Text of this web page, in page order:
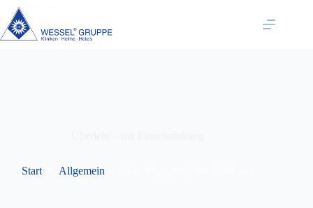
Zum
Inhalt
springen
Start Allgemein